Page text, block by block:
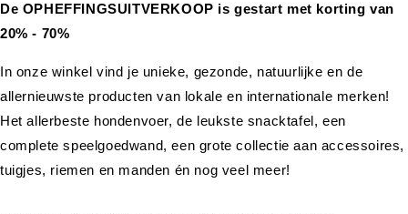
De OPHEFFINGSUITVERKOOP is gestart met korting van
20% - 70%
In onze winkel vind je unieke, gezonde, natuurlijke en de
allernieuwste producten van lokale en internationale merken!
Het allerbeste hondenvoer, de leukste snacktafel, een
complete speelgoedwand, een grote collectie aan accessoires,
tuigjes, riemen en manden én nog veel meer!